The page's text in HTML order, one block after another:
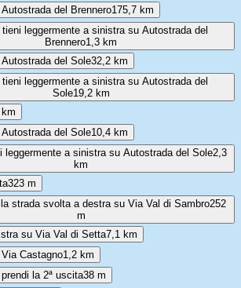
del Brennero175,7 km
leggermente a sinistra su Autostrada del
Brennero1,3 km
del Sole32,2 km
leggermente a sinistra su Autostrada del
Sole19,2 km
del Sole10,4 km
leggermente a sinistra su Autostrada del Sole2,3
km
323 m
strada svolta a destra su Via Val di Sambro252
m
su Via Val di Setta7,1 km
Castagno1,2 km
la 2ª uscita38 m